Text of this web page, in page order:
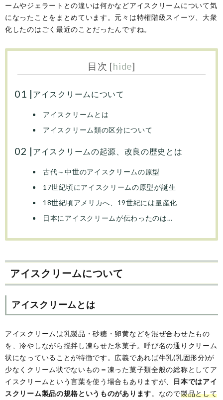
ームやジェラートとの違いは何かなどアイスクリームについて気
になったことをまとめています。元々は特権階級スイーツ、大衆
化したのはごく最近のことだったんですね。
目次 [hide]
アイスクリームについて
アイスクリームとは
アイスクリーム類の区分について
アイスクリームの起源、改良の歴史とは
古代～中世のアイスクリームの原型
17世紀頃にアイスクリームの原型が誕生
18世紀頃アメリカへ、19世紀には量産化
日本にアイスクリームが伝わったのは…
アイスクリームについて
アイスクリームとは
アイスクリームは乳製品・砂糖・卵黄などを混ぜ合わせたもの
を、冷やしながら撹拌し凍らせた氷菓子。呼び名の通りクリーム
状になっていることが特徴です。広義であれば牛乳(乳固形分)が
少なくクリーム状でないもの＝凍った菓子類全般の総称としてア
イスクリームという言葉を使う場合もありますが、
日本ではアイ
スクリーム製品の規格というものがあります。なので製品として